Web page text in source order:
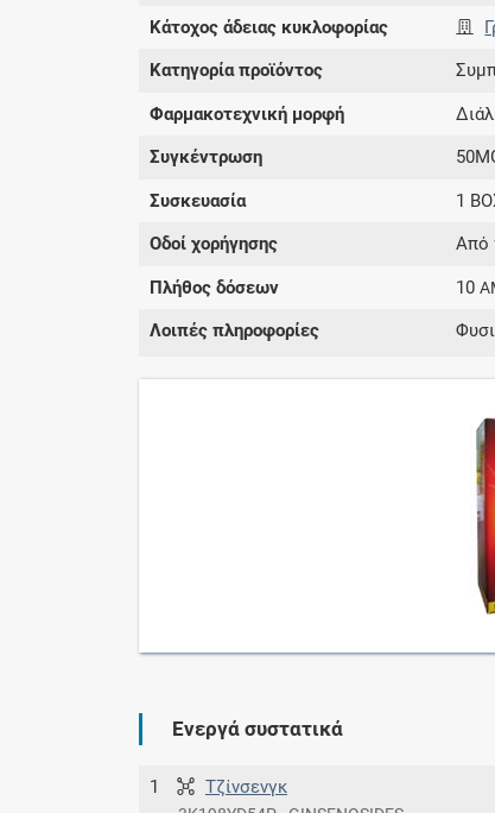
Κάτοχος άδειας κυκλοφορίας
Κατηγορία προϊόντος
Φαρμακοτεχνική μορφή
Συγκέντρωση
Συσκευασία 1
Οδοί χορήγησης Από
Πλήθος δόσεων 10
Λοιπές πληροφορίες
Ενεργά συστατικά
1 Τζίνσενγκ